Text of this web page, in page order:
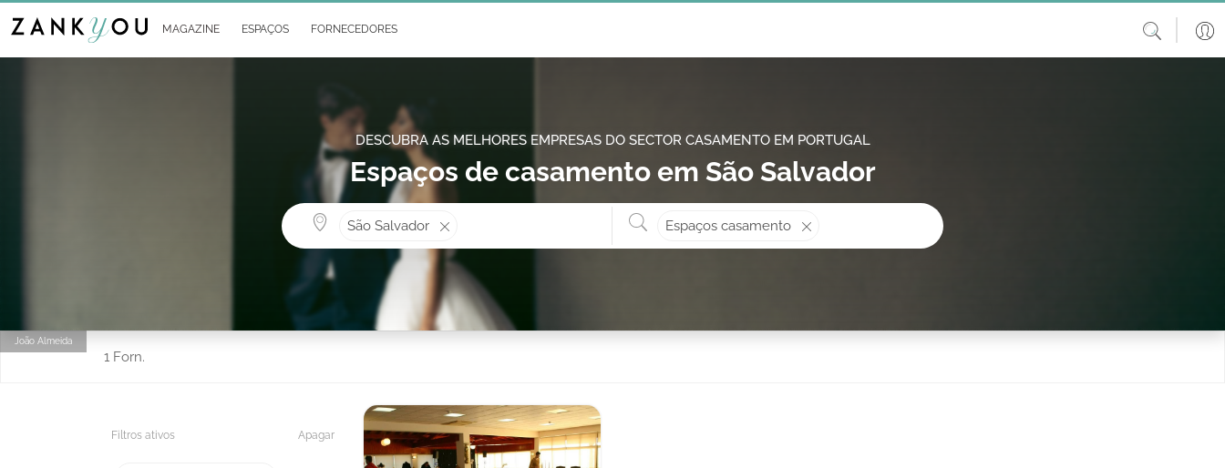
MAGAZINE ESPAÇOS FORNECEDORES
DESCUBRA AS MELHORES EMPRESAS DO SECTOR CASAMENTO EM PORTUGAL
Espaços de casamento em São Salvador
São Salvador
O que procura?
Espaços casamento
João Almeida
1 Forn.
Filtros ativos Apagar